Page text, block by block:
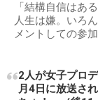
「結構自信はあ
人生は嫌。いろ
メントしての参加
2人が女子プロ
月4日に放送さ